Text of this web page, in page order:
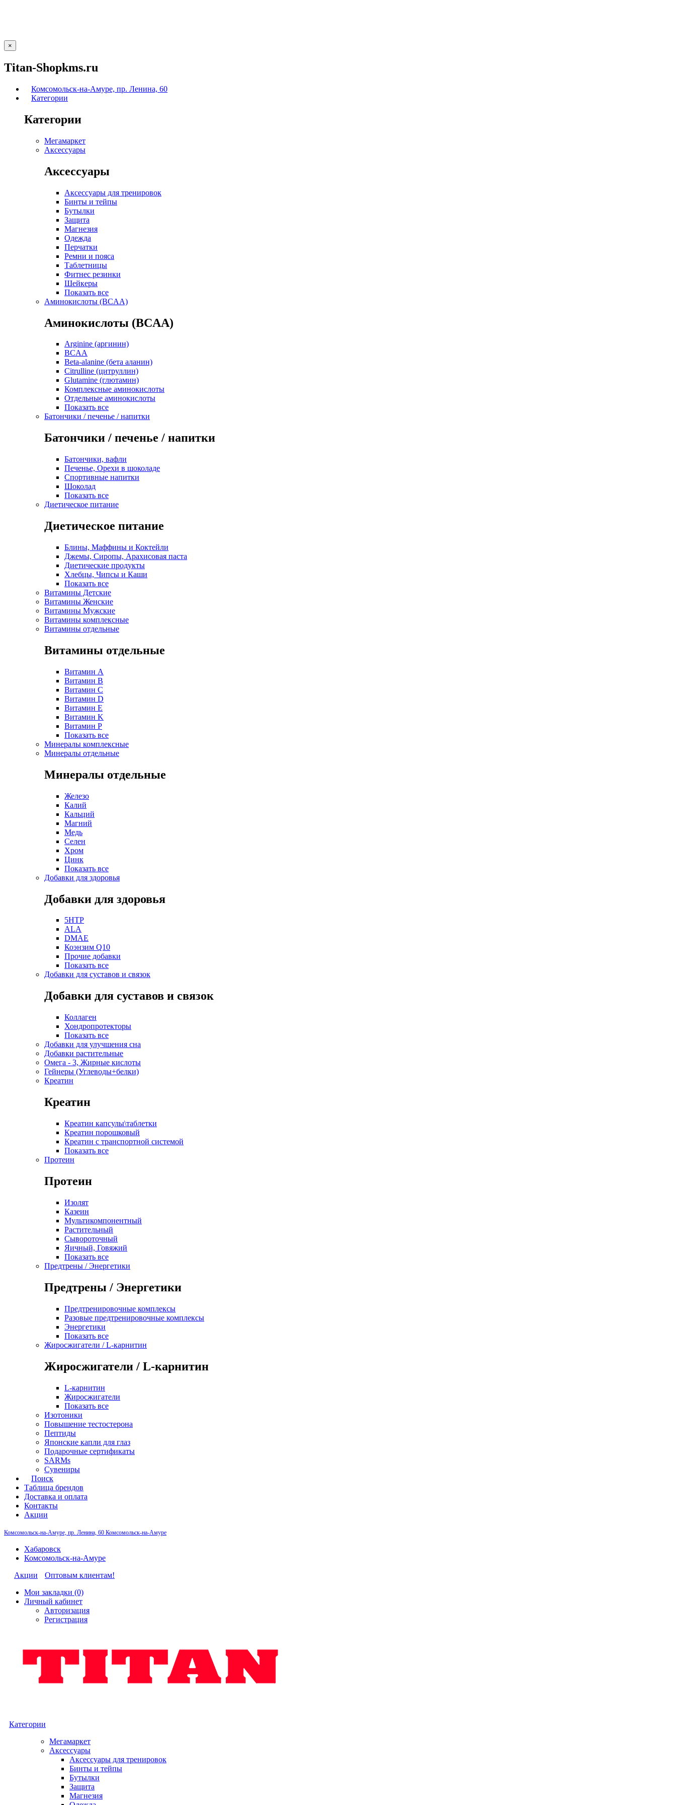
×
Titan-Shopkms.ru
Комсомольск-на-Амуре, пр. Ленина, 60
Категории
Категории
Мегамаркет
Аксессуары
Аксессуары
Аксессуары для тренировок
Бинты и тейпы
Бутылки
Защита
Магнезия
Одежда
Перчатки
Ремни и пояса
Таблетницы
Фитнес резинки
Шейкеры
Показать все
Аминокислоты (BCAA)
Аминокислоты (BCAA)
Arginine (аргинин)
BCAA
Beta-alanine (бета аланин)
Citrulline (цитруллин)
Glutamine (глютамин)
Комплексные аминокислоты
Отдельные аминокислоты
Показать все
Батончики / печенье / напитки
Батончики / печенье / напитки
Батончики, вафли
Печенье, Орехи в шоколаде
Спортивные напитки
Шоколад
Показать все
Диетическое питание
Диетическое питание
Блины, Маффины и Коктейли
Джемы, Сиропы, Арахисовая паста
Диетические продукты
Хлебцы, Чипсы и Каши
Показать все
Витамины Детские
Витамины Женские
Витамины Мужские
Витамины комплексные
Витамины отдельные
Витамины отдельные
Витамин A
Витамин B
Витамин C
Витамин D
Витамин E
Витамин K
Витамин P
Показать все
Минералы комплексные
Минералы отдельные
Минералы отдельные
Железо
Калий
Кальций
Магний
Медь
Селен
Хром
Цинк
Показать все
Добавки для здоровья
Добавки для здоровья
5HTP
ALA
DMAE
Коэнзим Q10
Прочие добавки
Показать все
Добавки для суставов и связок
Добавки для суставов и связок
Коллаген
Хондропротекторы
Показать все
Добавки для улучшения сна
Добавки растительные
Омега - 3, Жирные кислоты
Гейнеры (Углеводы+белки)
Креатин
Креатин
Креатин капсулы\таблетки
Креатин порошковый
Креатин с транспортной системой
Показать все
Протеин
Протеин
Изолят
Казеин
Мультикомпонентный
Растительный
Сывороточный
Яичный, Говяжий
Показать все
Предтрены / Энергетики
Предтрены / Энергетики
Предтренировочные комплексы
Разовые предтренировочные комплексы
Энергетики
Показать все
Жиросжигатели / L-карнитин
Жиросжигатели / L-карнитин
L-карнитин
Жиросжигатели
Показать все
Изотоники
Повышение тестостерона
Пептиды
Японские капли для глаз
Подарочные сертификаты
SARMs
Сувениры
Поиск
Таблица брендов
Доставка и оплата
Контакты
Акции
Комсомольск-на-Амуре, пр. Ленина, 60 Комсомольск-на-Амуре
Хабаровск
Комсомольск-на-Амуре
Акции
Оптовым клиентам!
Мои закладки (0)
Личный кабинет
Авторизация
Регистрация
Категории
Мегамаркет
Аксессуары
Аксессуары для тренировок
Бинты и тейпы
Бутылки
Защита
Магнезия